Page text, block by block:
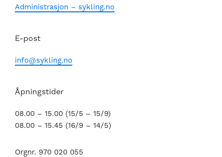
Administrasjon – sykling.no
E-post
info@sykling.no
Åpningstider
08.00 – 15.00 (15/5 – 15/9)
08.00 – 15.45 (16/9 – 14/5)
Orgnr. 970 020 055